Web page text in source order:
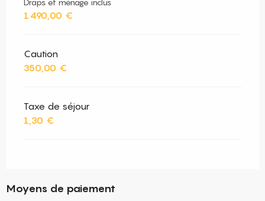
Draps et ménage inclus
1 490,00 €
Caution
350,00 €
Taxe de séjour
1,30 €
Moyens de paiement